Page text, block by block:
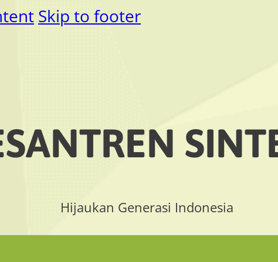
Skip to footer
Hijaukan Generasi Indonesia